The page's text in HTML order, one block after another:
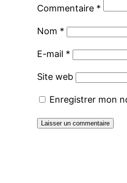
Commentaire *
Nom *
E-mail *
Site web
Enregistrer mon